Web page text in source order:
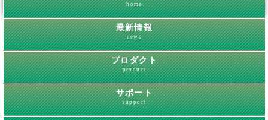
home
最新情報
news
プロダクト
product
サポート
support